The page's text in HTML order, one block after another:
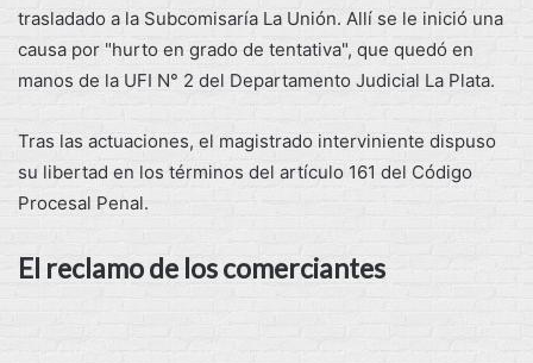
trasladado a la Subcomisaría La Unión. Allí se le inició una
causa por "hurto en grado de tentativa", que quedó en
manos de la UFI N° 2 del Departamento Judicial La Plata.
Tras las actuaciones, el magistrado interviniente dispuso
su libertad en los términos del artículo 161 del Código
Procesal Penal.
El reclamo de los comerciantes